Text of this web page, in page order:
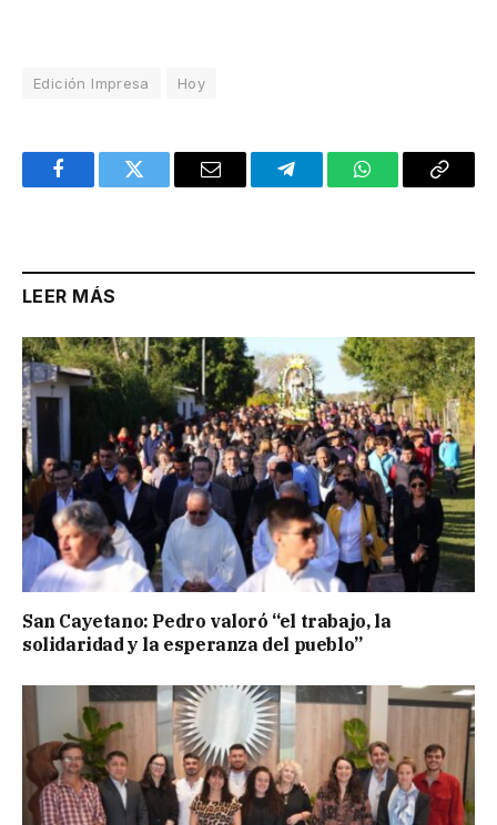
Edición Impresa Hoy
FacebookTwitter Email TelegramWhatsAppCopy
LEER MÁS
San Cayetano: Pedro valoró “el trabajo, la
solidaridad y la esperanza del pueblo”